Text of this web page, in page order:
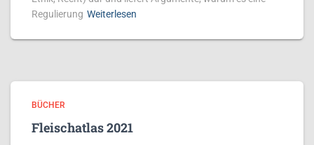
Regulierung Weiterlesen
BÜCHER
Fleischatlas 2021